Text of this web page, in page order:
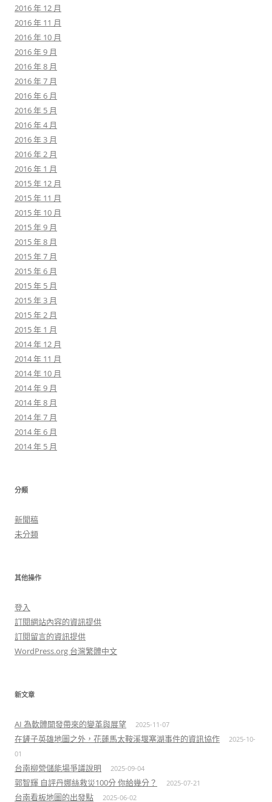
2016 年 12 月
2016 年 11 月
2016 年 10 月
2016 年 9 月
2016 年 8 月
2016 年 7 月
2016 年 6 月
2016 年 5 月
2016 年 4 月
2016 年 3 月
2016 年 2 月
2016 年 1 月
2015 年 12 月
2015 年 11 月
2015 年 10 月
2015 年 9 月
2015 年 8 月
2015 年 7 月
2015 年 6 月
2015 年 5 月
2015 年 3 月
2015 年 2 月
2015 年 1 月
2014 年 12 月
2014 年 11 月
2014 年 10 月
2014 年 9 月
2014 年 8 月
2014 年 7 月
2014 年 6 月
2014 年 5 月
分類
新聞稿
未分類
其他操作
登入
訂閱網站內容的資訊提供
訂閱留言的資訊提供
WordPress.org 台灣繁體中文
新文章
AI 為軟體開發帶來的變革與展望 2025-11-07
在鏟子英雄地圖之外，花蓮馬太鞍溪堰塞湖事件的資訊協作
2025-10-
01
台南柳營儲能場爭議說明 2025-09-04
郭智輝 自評丹娜絲救災100分 你給幾分？ 2025-07-21
台南看板地圖的出發點 2025-06-02